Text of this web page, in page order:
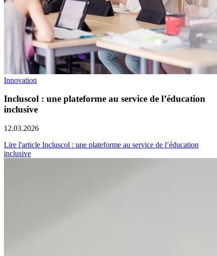
Innovation
Incluscol : une plateforme au service de l’éducation
inclusive
12.03.2026
Lire l'article Incluscol : une plateforme au service de l’éducation
inclusive